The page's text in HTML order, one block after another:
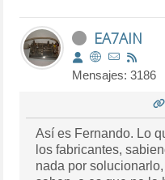
EA7AIN
Mensajes: 3186
Así es Fernando. Lo
los fabricantes,
nada por